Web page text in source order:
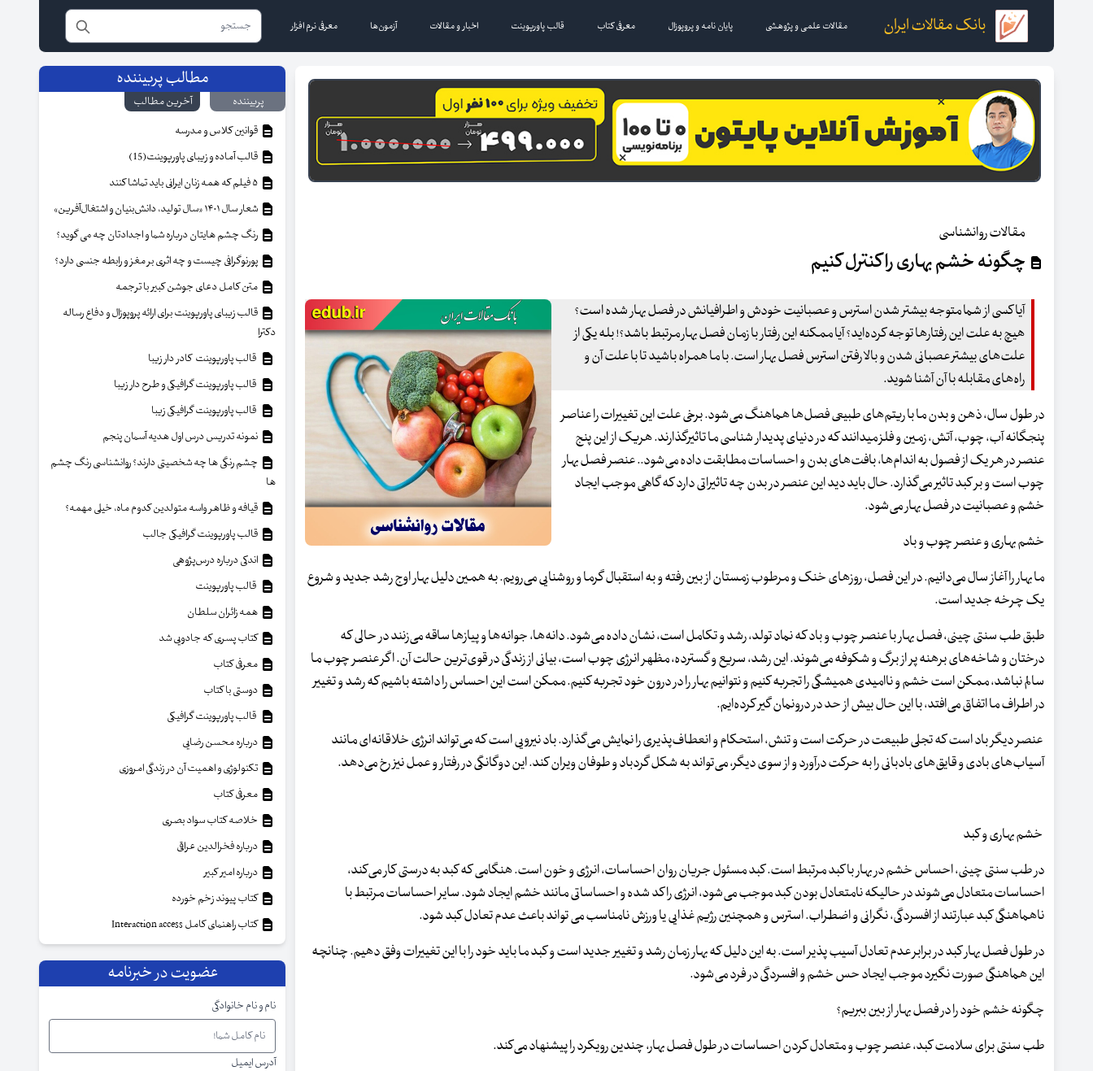
بانک مقالات ایران مقالات علمی و پژوهشی پایان نامه و پروپوزال معرفی کتاب قالب پاورپوینت اخبار و مقالات آزمون‌ها معرفی نرم افزار
مقالات روانشناسی
چگونه خشم بهاری را کنترل کنیم
آیا کسی از شما متوجه بیشتر شدن استرس و عصبانیت خودش و اطرافیانش در فصل بهار شده است؟
هیچ به علت این رفتارها توجه کرده‌اید؟ آیا ممکنه این رفتار با زمان فصل بهار مرتبط باشد؟! بله یکی از
علت‌های بیشتر عصبانی شدن و بالا رفتن استرس فصل بهار است. با ما همراه باشید تا با علت آن و
راه‌های مقابله با آن آشنا شوید.
در طول سال، ذهن و بدن ما با ریتم‌های طبیعی فصل‌ها هماهنگ می‌شود. برخی علت این تغییرات را عناصر
پنجگانه آب، چوب، آتش، زمین و فلز میدانند که در دنیای پدیدار شناسی ما تاثیرگذارند. هریک از این پنج
عنصر در هر یک از فصول به اندام‌ها، بافت‌های بدن و احساسات مطابقت‌ داده می‌شود.. عنصر فصل بهار
چوب است و بر کبد تاثیر می‌گذارد. حال باید دید این عنصر در بدن چه تاثیراتی دارد که گاهی موجب ایجاد
خشم و عصبانیت در فصل بهار می‌شود.
خشم بهاری و عنصر چوب و باد
ما بهار را آغاز سال می‌دانیم. در این فصل، روزهای خنک و مرطوب زمستان از بین رفته و به استقبال گرما و روشنایی می‌رویم. به همین دلیل بهار اوج رشد جدید و شروع
یک چرخه جدید است.
طبق طب سنتی چینی، فصل بهار با عنصر چوب و باد که نماد تولد، رشد و تکامل است، نشان داده می‌شود. دانه‌ها، جوانه‌ها و پیازها ساقه می‌زنند در حالی که
درختان و شاخه‌های برهنه پر از برگ و شکوفه ‌می‌شوند. این رشد، سریع و گسترده، مظهر انرژی چوب است، بیانی از زندگی در قوی‌ترین حالت آن. اگر عنصر چوب ما
سالم نباشد، ممکن است خشم و ناامیدی همیشگی را تجربه کنیم و نتوانیم بهار را در درون خود تجربه کنیم. ممکن است این احساس را داشته باشیم که رشد و تغییر
در اطراف ما اتفاق می‌افتد، با این حال بیش از حد در درونمان گیر کرده‌ایم.
عنصر دیگر باد است که تجلی طبیعت در حرکت است و تنش، استحکام و انعطاف‌پذیری را نمایش می‌گذارد. باد نیرویی است که می‌تواند انرژی خلاقانه‌ای مانند
آسیاب‌های بادی و قایق‌های بادبانی را به حرکت درآورد و از سوی دیگر، می‌تواند به شکل گردباد و طوفان ویران کند. این دوگانگی در رفتار و عمل نیز رخ می‌دهد.
خشم بهاری و کبد
در طب سنتی چینی، احساس خشم در بهار با کبد مرتبط است. کبد مسئول جریان روان احساسات، انرژی و خون است. هنگامی که کبد به درستی کار می‌کند،
احساسات متعادل می‌شوند در حالیکه نامتعادل بودن کبد موجب می‌شود، انرژی راکد شده و احساساتی مانند خشم ایجاد ‌شود. سایر احساسات مرتبط با
ناهماهنگی کبد عبارتند از افسردگی، نگرانی و اضطراب. استرس و همچنین رژیم غذایی یا ورزش نامناسب می تواند باعث عدم تعادل کبد شود.
در طول فصل بهار کبد در برابر عدم تعادل آسیب پذیر است. به این دلیل که بهار زمان رشد و تغییر جدید است و کبد ما باید خود را با این تغییرات وفق دهیم. چنانچه
این هماهنگی صورت نگیرد موجب ایجاد حس خشم و افسردگی در فرد می‌شود.
چگونه خشم خود را در فصل بهار از بین ببریم؟
طب سنتی برای سلامت کبد، عنصر چوب و متعادل کردن احساسات در طول فصل بهار، چندین رویکرد را پیشنهاد می‌کند.
مطالب پربیننده
پربیننده
آخرین مطالب
قوانین کلاس و مدرسه
قالب آماده و زیبای پاورپوینت(15)
شعار سال ۱۴۰۱ «سال تولید، دانش‌بنیان و اشتغال‌آفرین»
رنگ چشم هایتان درباره شما و اجدادتان چه می گوید؟
پورنوگرافی چیست و چه اثری بر مغز و رابطه جنسی دارد؟
متن کامل دعای جوشن کبیر با ترجمه
قالب زیبای پاورپوینت برای ارائه پروپوزال و دفاع رساله
دکترا
قالب پاورپوینت کادر دار زیبا
قالب پاورپوینت گرافیکی و طرح دار زیبا
قالب پاورپوینت گرافیکی زیبا
نمونه تدریس درس اول هدیه آسمان پنجم
چشم رنگی ها چه شخصیتی دارند؟ روانشناسی رنگ چشم
ها
قیافه و ظاهر واسه متولدین کدوم ماه، خیلی مهمه؟
قالب پاورپوینت گرافیکی جالب
اندکی درباره درس‌پژوهی
قالب پاورپوینت
همه زائران سلطان
کتاب پسری که جادویی شد
معرفی کتاب
دوستی با کتاب
قالب پاورپوینت گرافیکی
درباره محسن رضایی
تکنولوژی و اهمیت آن در زندگی امروزی
معرفی کتاب
خلاصه کتاب سواد بصری
درباره فخرالدین عراقی
درباره امیر کبیر
کتاب پیوند زخم خورده
کتاب راهنمای کامل Interaction access
عضویت در خبرنامه
نام و نام خانوادگی
آدرس ایمیل